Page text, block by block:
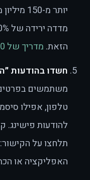
יותר מ-
הזאת. מדריך של 30 דקות לכל החשבונות
חשדו בהודעות
משתמשים
טלפון, אפילו
להודעות
תלחצו על
האפליקציה או